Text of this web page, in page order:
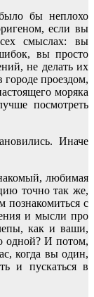
бы неплохо
если вы
смыслах: вы
вы просто
не делать их
проездом,
моряка
посмотреть
Иначе
любимая
точно так же,
познакомиться с
и мысли про
как и ваши,
одной? И потом,
когда вы один,
и пускаться в